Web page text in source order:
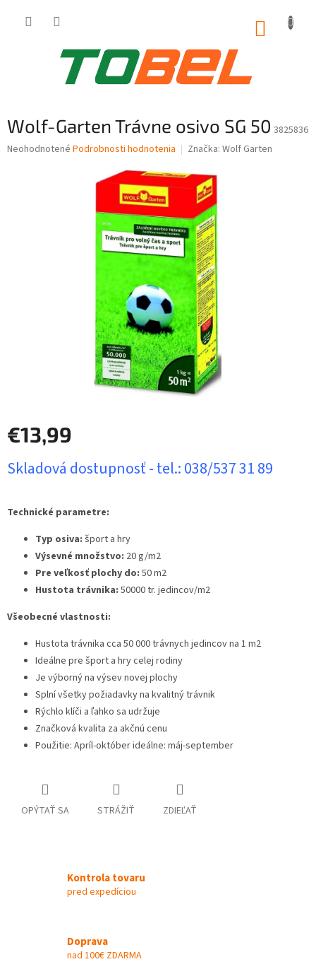
Wolf-Garten Trávne osivo SG 50 3825836
Priemerné
Neohodnotené Podrobnosti hodnotenia Značka: Wolf Garten
€13,99
cena:
Skladová dostupnosť - tel.: 038/537 31 89
Technické parametre:
Typ osiva: šport a hry
Výsevné množstvo: 20 g/m2
Pre veľkosť plochy do: 50 m2
Hustota trávnika: 50000 tr. jedincov/m2
Všeobecné vlastnosti:
Hustota trávnika cca 50 000 trávnych jedincov na 1 m2
Ideálne pre šport a hry celej rodiny
Je výborný na výsev novej plochy
Splní všetky požiadavky na kvalitný trávnik
Rýchlo klíči a ľahko sa udržuje
Značková kvalita za akčnú cenu
Použitie: Apríl-október ideálne: máj-september
OPÝTAŤ SA STRÁŽIŤ ZDIEĽAŤ
Kontrola tovaru
pred expedíciou
Doprava
nad 100€ ZDARMA